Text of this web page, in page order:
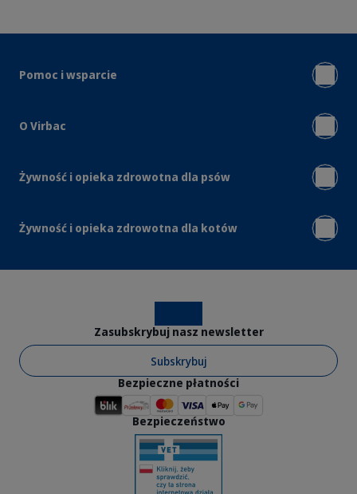
Pomoc i wsparcie
O Virbac
Żywność i opieka zdrowotna dla psów
Żywność i opieka zdrowotna dla kotów
Zasubskrybuj nasz newsletter
Subskrybuj
Bezpieczne płatności
Bezpieczeństwo